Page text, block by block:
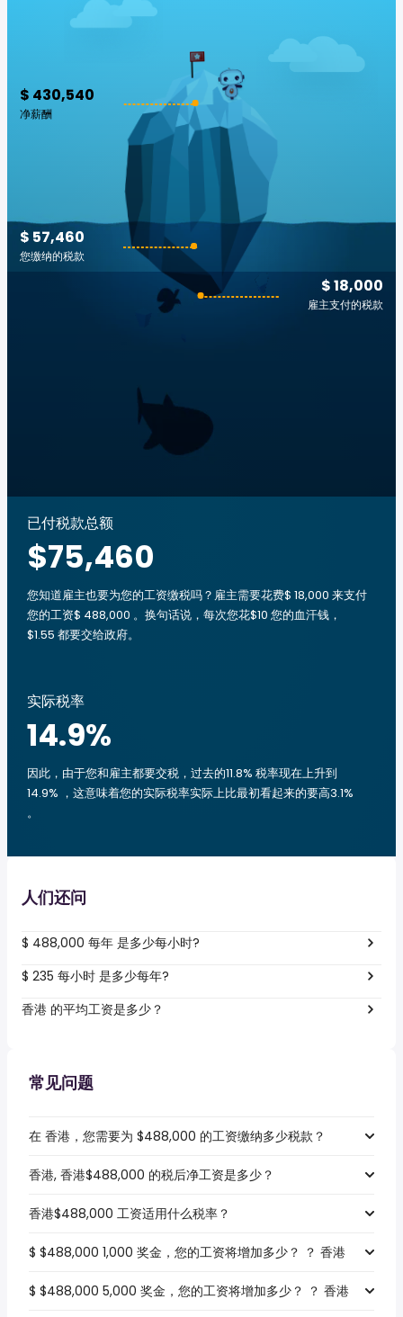
$ 430,540
净薪酬
$ 18,000
雇主支付的税款
$ 57,460
您缴纳的税款
已付税款总额
$75,460
您知道雇主也要为您的工资缴税吗？雇主需要花费$ 18,000 来支付
您的工资$ 488,000 。换句话说，每次您花$10 您的血汗钱，
$1.55 都要交给政府。
实际税率
14.9%
因此，由于您和雇主都要交税，过去的11.8% 税率现在上升到
14.9% ，这意味着您的实际税率实际上比最初看起来的要高3.1%
。
人们还问
$ 488,000 每年 是多少每小时?
$ 235 每小时 是多少每年?
香港 的平均工资是多少？
常见问题
在 香港，您需要为 $488,000 的工资缴纳多少税款？
香港, 香港$488,000 的税后净工资是多少？
香港$488,000 工资适用什么税率？
$ $488,000 1,000 奖金，您的工资将增加多少？ ？ 香港
$ $488,000 5,000 奖金，您的工资将增加多少？ ？ 香港